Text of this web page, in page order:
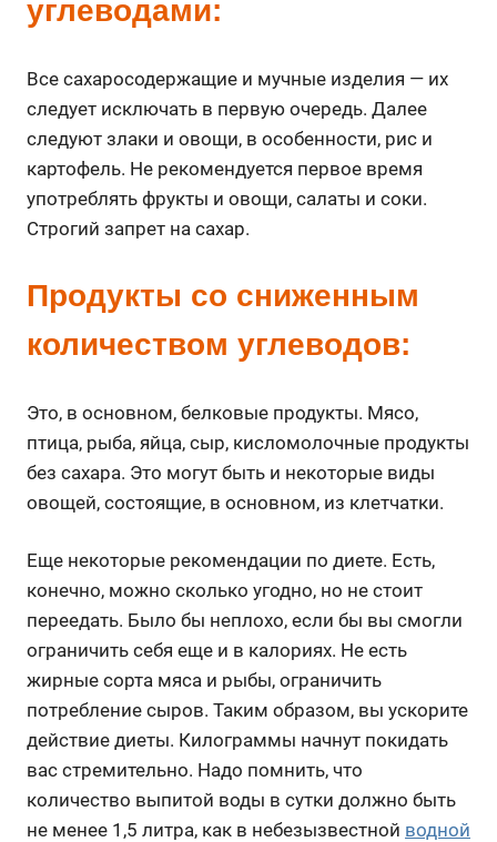
углеводами:
Все сахаросодержащие и мучные изделия — их
следует исключать в первую очередь. Далее
следуют злаки и овощи, в особенности, рис и
картофель. Не рекомендуется первое время
употреблять фрукты и овощи, салаты и соки.
Строгий запрет на сахар.
Продукты со сниженным
количеством углеводов:
Это, в основном, белковые продукты. Мясо,
птица, рыба, яйца, сыр, кисломолочные продукты
без сахара. Это могут быть и некоторые виды
овощей, состоящие, в основном, из клетчатки.
Еще некоторые рекомендации по диете. Есть,
конечно, можно сколько угодно, но не стоит
переедать. Было бы неплохо, если бы вы смогли
ограничить себя еще и в калориях. Не есть
жирные сорта мяса и рыбы, ограничить
потребление сыров. Таким образом, вы ускорите
действие диеты. Килограммы начнут покидать
вас стремительно. Надо помнить, что
количество выпитой воды в сутки должно быть
не менее 1,5 литра, как в небезызвестной водной